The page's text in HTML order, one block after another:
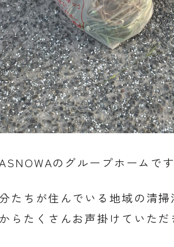
のグループホームです
たちが住んでいる地域の清掃
らたくさんお声掛けていた